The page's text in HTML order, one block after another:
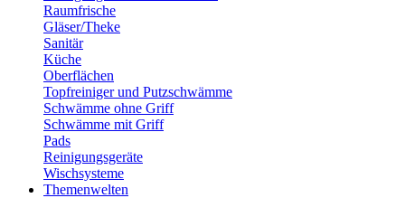
Raumfrische
Gläser/Theke
Sanitär
Küche
Oberflächen
Topfreiniger und Putzschwämme
Schwämme ohne Griff
Schwämme mit Griff
Pads
Reinigungsgeräte
Wischsysteme
Themenwelten